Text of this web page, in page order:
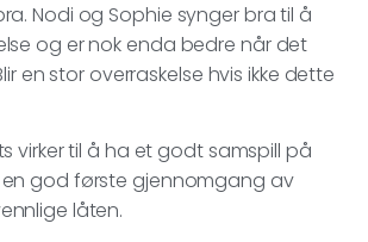
Nodi og Sophie synger bra til å
og er nok enda bedre når det
en stor overraskelse hvis ikke dette
virker til å ha et godt samspill på
god første gjennomgang av
låten.